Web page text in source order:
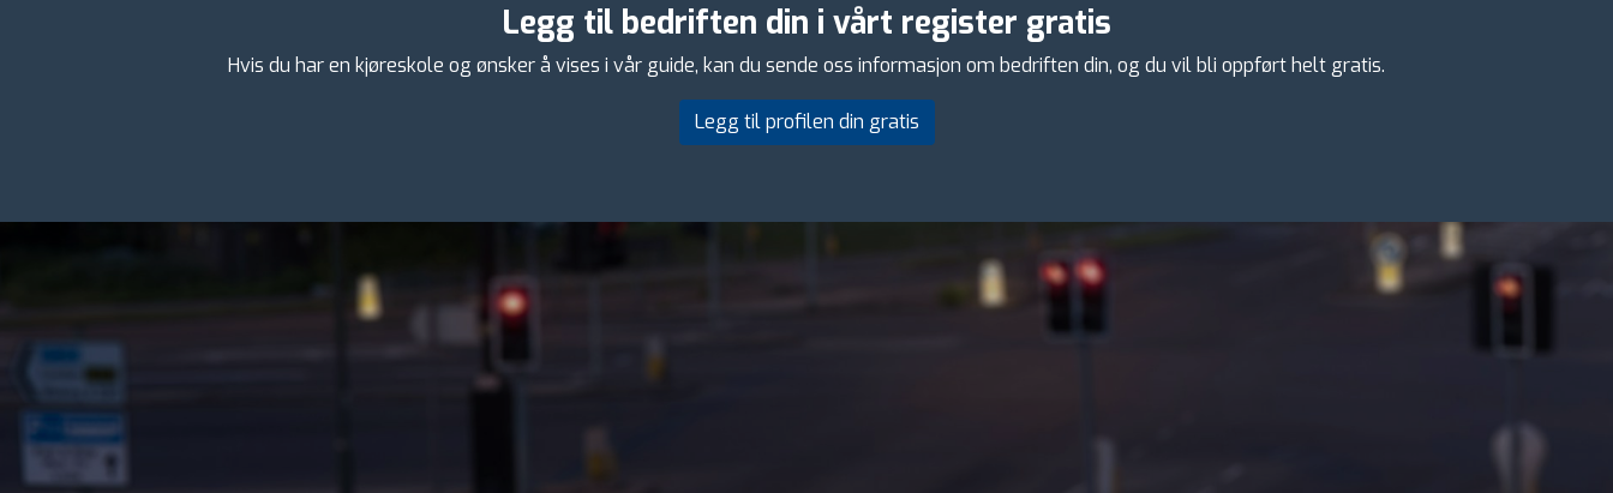
Legg til bedriften din i vårt register gratis
Hvis du har en kjøreskole og ønsker å vises i vår guide, kan du sende oss informasjon om bedriften din, og du vil bli oppført helt gratis.
Legg til profilen din gratis